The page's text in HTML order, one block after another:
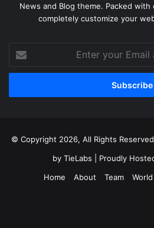
News and Blog theme. Packed
completely customize your
your
Email
© Copyright 2026, All Rights
by TieLabs | Proudly
Home
About Team World